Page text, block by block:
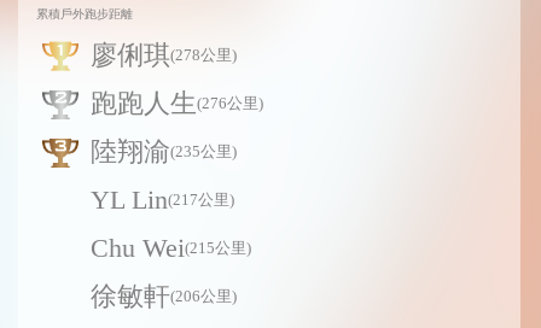
累積戶外跑步距離
廖俐琪(278公里)
跑跑人生(276公里)
陸翔渝(235公里)
YL Lin(217公里)
Chu Wei(215公里)
徐敏軒(206公里)